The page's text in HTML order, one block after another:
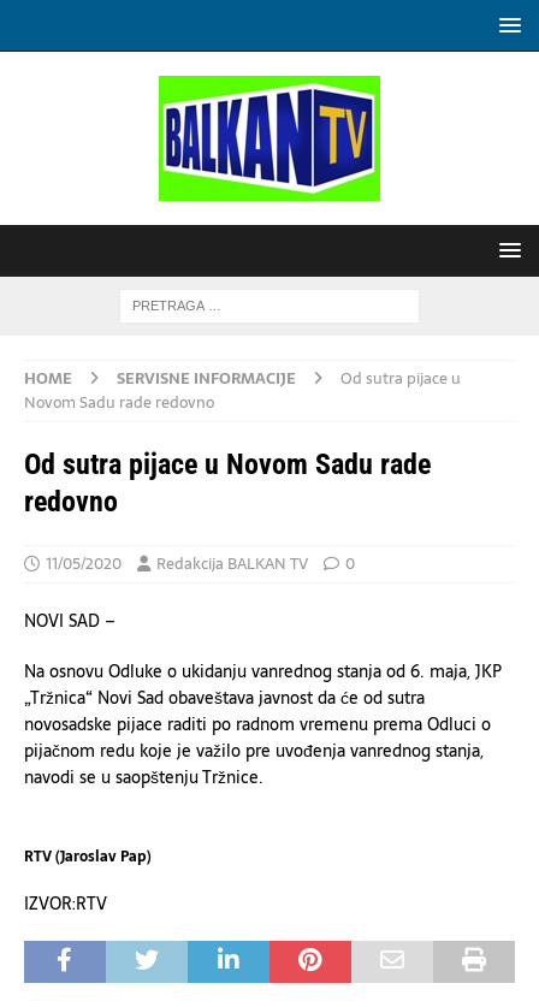
HOME SERVISNE INFORMACIJE
Od sutra pijace u
Novom Sadu rade redovno
Od sutra pijace u Novom Sadu rade
redovno
11/05/2020 Redakcija BALKAN TV 0
NOVI SAD –
Na osnovu Odluke o ukidanju vanrednog stanja od 6. maja, JKP
„Tržnica“ Novi Sad obaveštava javnost da će od sutra
novosadske pijace raditi po radnom vremenu prema Odluci o
pijačnom redu koje je važilo pre uvođenja vanrednog stanja,
navodi se u saopštenju Tržnice.
RTV (Jaroslav Pap)
IZVOR:RTV